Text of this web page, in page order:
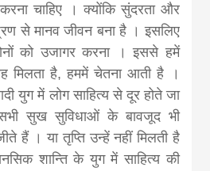
चाहिए । क्योंकि सुंदरता और
से मानव जीवन बना है । इसलिए
को उजागर करना । इससे हमें
मिलता है, हममें चेतना आती है ।
युग में लोग साहित्य से दूर होते जा
सुख सुविधाओं के बावजूद भी
हैं । या तृप्ति उन्हें नहीं मिलती है
शान्ति के युग में साहित्य की